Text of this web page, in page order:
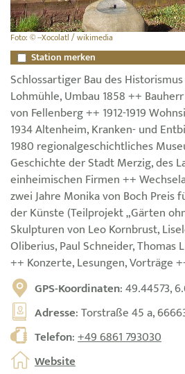
Foto: © --Xocolatl / wikimedia
Station merken
Schlossartiger Bau des
Lohmühle, Umbau 1858 ++
von Fellenberg ++ 1912-1919
1934 Altenheim, Kranken- und
1980 regionalgeschichtliches
Geschichte der Stadt Merzig, des
einheimischen Firmen ++
zwei Jahre Monika von Boch Preis
der Künste (Teilprojekt „Gärten
Skulpturen von Leo Kornbrust,
Oliberius, Paul Schneider, Thomas
++ Konzerte, Lesungen, Vorträge
GPS-Koordinaten: 49.44573,
Adresse: Torstraße 45 a,
Telefon:+49 6861 793030
Website